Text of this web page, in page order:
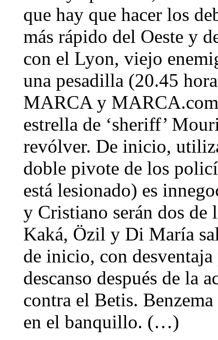
que hay que hacer los
más rápido del Oeste y
con el Lyon, viejo
una pesadilla (20.45
MARCA y
estrella de ‘sheriff’
revólver. De inicio,
doble pivote de los
está lesionado) es
y Cristiano serán dos de
Kaká, Özil y Di María
de inicio, con
descanso después de la
contra el Betis.
en el banquillo. (…)